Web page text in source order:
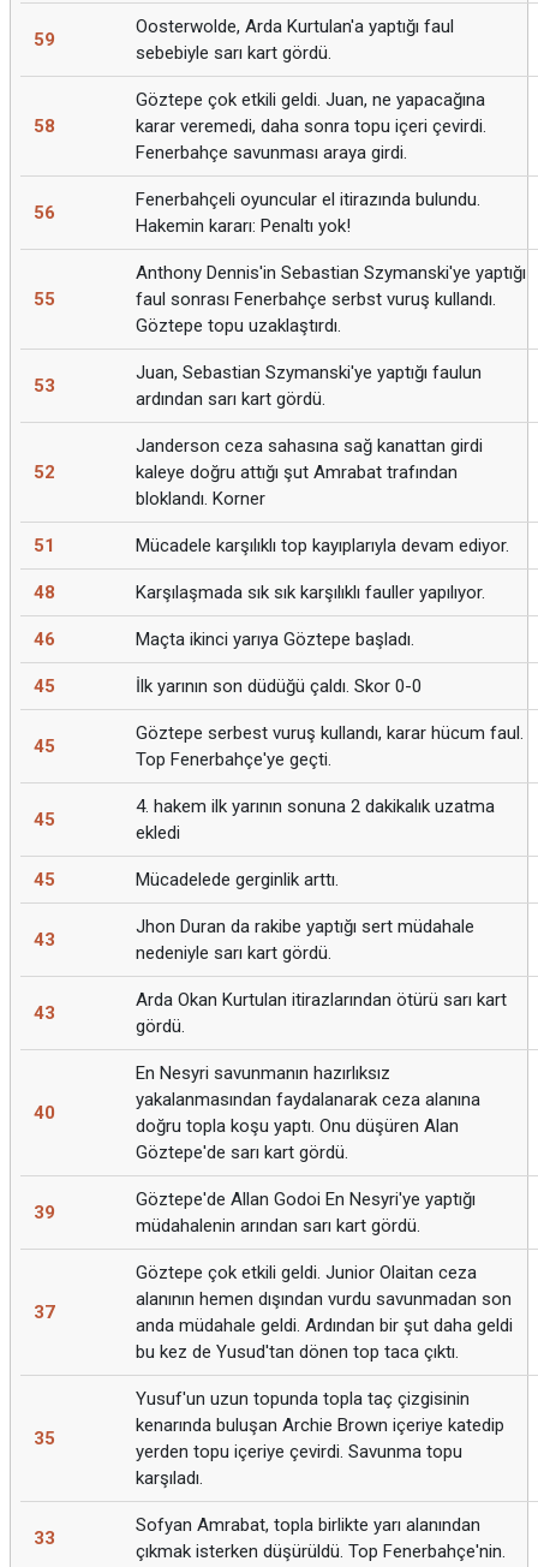
59
Oosterwolde, Arda Kurtulan'a yaptığı faul
sebebiyle sarı kart gördü.
58
Göztepe çok etkili geldi. Juan, ne yapacağına
karar veremedi, daha sonra topu içeri çevirdi.
Fenerbahçe savunması araya girdi.
56
Fenerbahçeli oyuncular el itirazında bulundu.
Hakemin kararı: Penaltı yok!
55
Anthony Dennis'in Sebastian Szymanski'ye yaptığı
faul sonrası Fenerbahçe serbst vuruş kullandı.
Göztepe topu uzaklaştırdı.
53
Juan, Sebastian Szymanski'ye yaptığı faulun
ardından sarı kart gördü.
52
Janderson ceza sahasına sağ kanattan girdi
kaleye doğru attığı şut Amrabat trafından
bloklandı. Korner
51 Mücadele karşılıklı top kayıplarıyla devam ediyor.
48 Karşılaşmada sık sık karşılıklı fauller yapılıyor.
46 Maçta ikinci yarıya Göztepe başladı.
45 İlk yarının son düdüğü çaldı. Skor 0-0
45
Göztepe serbest vuruş kullandı, karar hücum faul.
Top Fenerbahçe'ye geçti.
45
4. hakem ilk yarının sonuna 2 dakikalık uzatma
ekledi
45 Mücadelede gerginlik arttı.
43
Jhon Duran da rakibe yaptığı sert müdahale
nedeniyle sarı kart gördü.
43
Arda Okan Kurtulan itirazlarından ötürü sarı kart
gördü.
40
En Nesyri savunmanın hazırlıksız
yakalanmasından faydalanarak ceza alanına
doğru topla koşu yaptı. Onu düşüren Alan
Göztepe'de sarı kart gördü.
39
Göztepe'de Allan Godoi En Nesyri'ye yaptığı
müdahalenin arından sarı kart gördü.
37
Göztepe çok etkili geldi. Junior Olaitan ceza
alanının hemen dışından vurdu savunmadan son
anda müdahale geldi. Ardından bir şut daha geldi
bu kez de Yusud'tan dönen top taca çıktı.
35
Yusuf'un uzun topunda topla taç çizgisinin
kenarında buluşan Archie Brown içeriye katedip
yerden topu içeriye çevirdi. Savunma topu
karşıladı.
33
Sofyan Amrabat, topla birlikte yarı alanından
çıkmak isterken düşürüldü. Top Fenerbahçe'nin.